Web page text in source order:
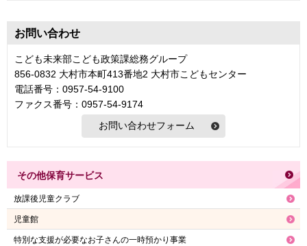
お問い合わせ
こども未来部こども政策課総務グループ
856-0832 大村市本町413番地2 大村市こどもセンター
電話番号：0957-54-9100
ファクス番号：0957-54-9174
その他保育サービス
放課後児童クラブ
児童館
特別な支援が必要なお子さんの一時預かり事業